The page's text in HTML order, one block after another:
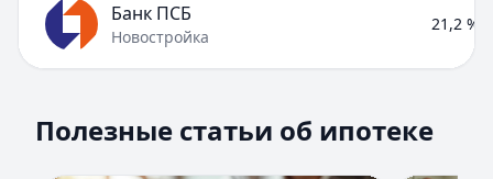
Банк ПСБ
Новостройка
21,2 %
Раздел:Ипотека. Всего статей:8.
Полезные статьи об ипотеке